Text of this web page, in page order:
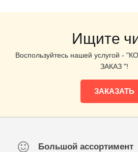
Ищите
Воспользуйтесь нашей услугой
ЗАКАЗ "!
ЗАКАЗАТЬ
Большой ассортимент